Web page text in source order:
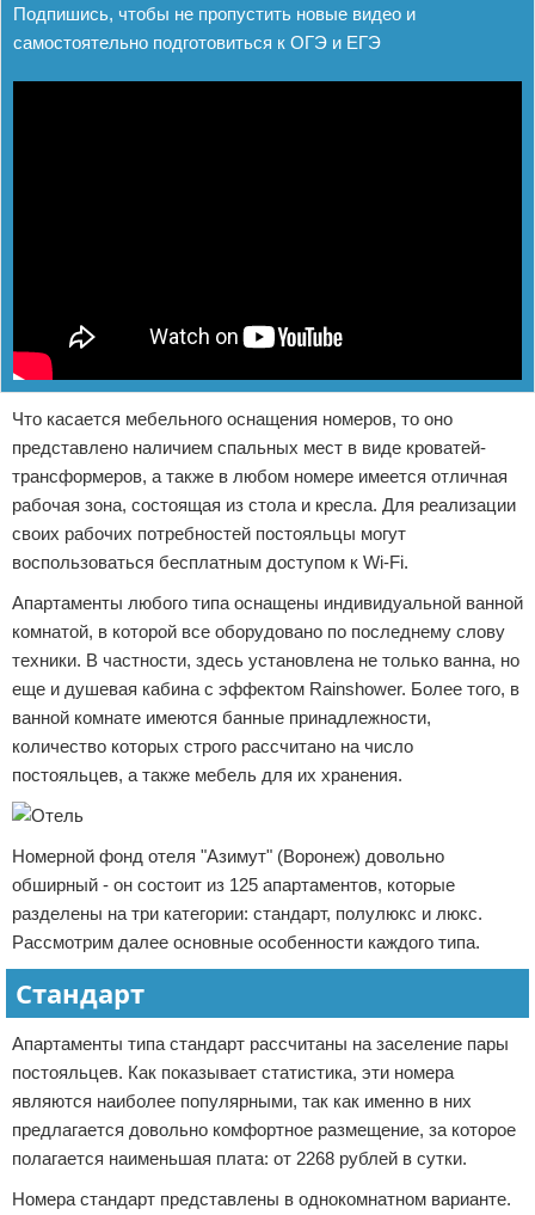
Подпишись, чтобы не пропустить новые видео и
самостоятельно подготовиться к ОГЭ и ЕГЭ
Что касается мебельного оснащения номеров, то оно
представлено наличием спальных мест в виде кроватей-
трансформеров, а также в любом номере имеется отличная
рабочая зона, состоящая из стола и кресла. Для реализации
своих рабочих потребностей постояльцы могут
воспользоваться бесплатным доступом к Wi-Fi.
Апартаменты любого типа оснащены индивидуальной ванной
комнатой, в которой все оборудовано по последнему слову
техники. В частности, здесь установлена не только ванна, но
еще и душевая кабина с эффектом Rainshower. Более того, в
ванной комнате имеются банные принадлежности,
количество которых строго рассчитано на число
постояльцев, а также мебель для их хранения.
Номерной фонд отеля "Азимут" (Воронеж) довольно
обширный - он состоит из 125 апартаментов, которые
разделены на три категории: стандарт, полулюкс и люкс.
Рассмотрим далее основные особенности каждого типа.
Стандарт
Апартаменты типа стандарт рассчитаны на заселение пары
постояльцев. Как показывает статистика, эти номера
являются наиболее популярными, так как именно в них
предлагается довольно комфортное размещение, за которое
полагается наименьшая плата: от 2268 рублей в сутки.
Номера стандарт представлены в однокомнатном варианте.